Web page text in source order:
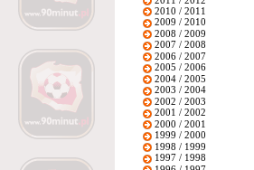
2010 / 2011
2009 / 2010
2008 / 2009
2007 / 2008
2006 / 2007
2005 / 2006
2004 / 2005
2003 / 2004
2002 / 2003
2001 / 2002
2000 / 2001
1999 / 2000
1998 / 1999
1997 / 1998